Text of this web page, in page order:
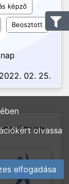
képző
Beosztott
2022. 02. 25.
ÚT" Kft.olvassa
elfogadása